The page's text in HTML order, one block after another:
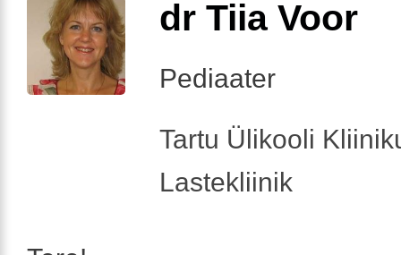
dr Tiia Voor
Pediaater
Tartu Ülikooli
Lastekliinik